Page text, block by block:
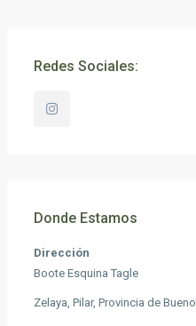
Redes Sociales:
Donde Estamos
Dirección
Boote Esquina Tagle
Zelaya, Pilar, Provincia de